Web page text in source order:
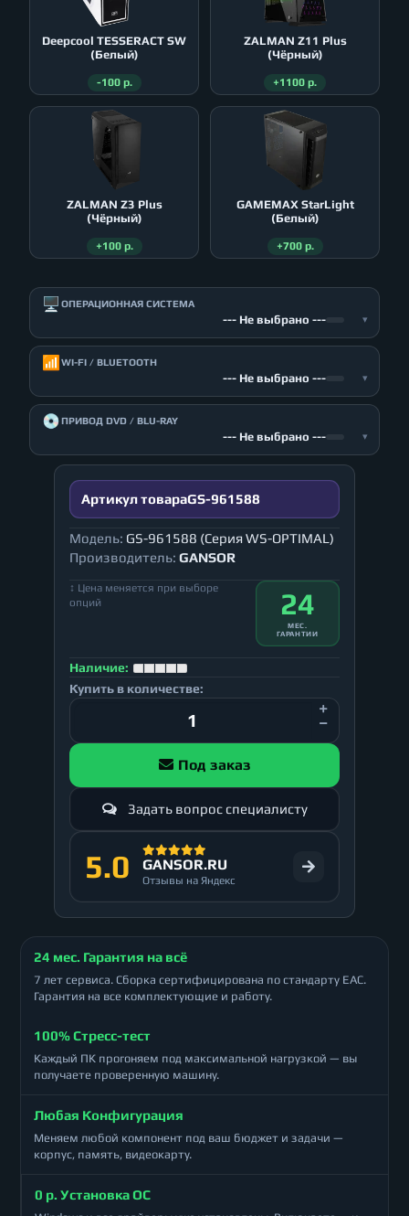
Deepcool TESSERACT SW
(Белый)
-100 р.
ZALMAN Z11 Plus
(Чёрный)
+1100 р.
ZALMAN Z3 Plus
(Чёрный)
+100 р.
GAMEMAX StarLight
(Белый)
+700 р.
🖥️ ОПЕРАЦИОННАЯ СИСТЕМА
--- Не выбрано --- ▾
📶 WI-FI / BLUETOOTH
--- Не выбрано --- ▾
💿ПРИВОД DVD / BLU-RAY
--- Не выбрано --- ▾
Артикул товараGS-961588
Модель: GS-961588 (Серия WS-OPTIMAL)
Производитель: GANSOR
↕ Цена меняется при выборе
опций
24
МЕС.
ГАРАНТИИ
Наличие:
Купить в количестве:
Под заказ
Задать вопрос специалисту
5.0 GANSOR.RU
Отзывы на Яндекс
24 мес. Гарантия на всё
7 лет сервиса. Сборка сертифицирована по стандарту ЕАС.
Гарантия на все комплектующие и работу.
100% Стресс-тест
Каждый ПК прогоняем под максимальной нагрузкой — вы
получаете проверенную машину.
Любая Конфигурация
Меняем любой компонент под ваш бюджет и задачи —
корпус, память, видеокарту.
0 р. Установка ОС